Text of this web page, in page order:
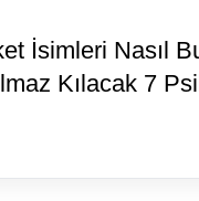
İsimleri Nasıl
Kılacak 7